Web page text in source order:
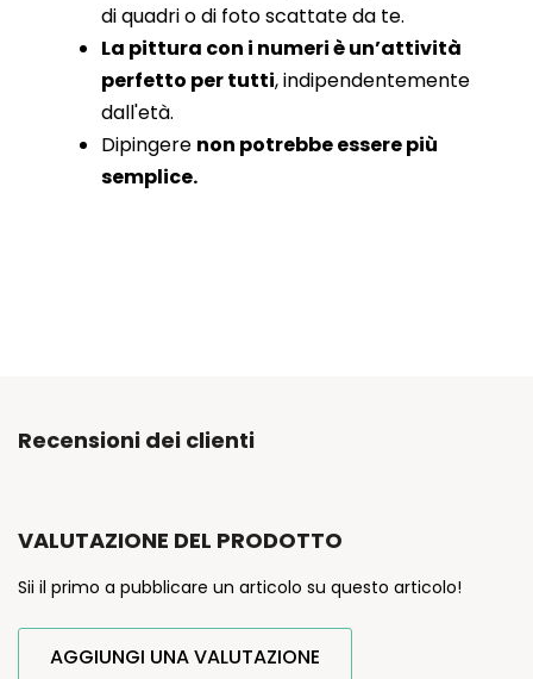
di quadri o di foto scattate da te.
La pittura con i numeri è un’attività
perfetto per tutti, indipendentemente
dall'età.
Dipingere non potrebbe essere più
semplice.
Recensioni dei clienti
VALUTAZIONE DEL PRODOTTO
Sii il primo a pubblicare un articolo su questo articolo!
AGGIUNGI UNA VALUTAZIONE